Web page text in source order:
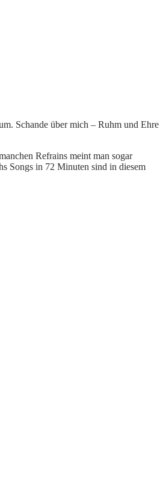
Schande über mich – Ruhm und Ehre
Refrains meint man sogar
Songs in 72 Minuten sind in diesem